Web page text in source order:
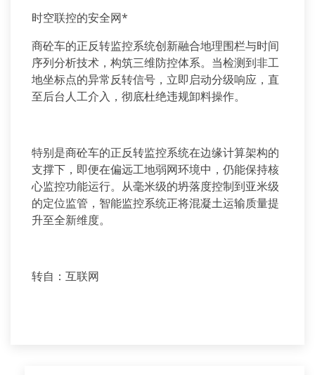
时空联控的安全网*
商砼车的正反转监控系统创新融合地理围栏与时间
序列分析技术，构筑三维防控体系。当检测到非工
地坐标点的异常反转信号，立即启动分级响应，直
至后台人工介入，彻底杜绝违规卸料操作。
特别是商砼车的正反转监控系统在边缘计算架构的
支撑下，即便在偏远工地弱网环境中，仍能保持核
心监控功能运行。从毫米级的坍落度控制到亚米级
的定位监管，智能监控系统正将混凝土运输质量提
升至全新维度。
转自：互联网